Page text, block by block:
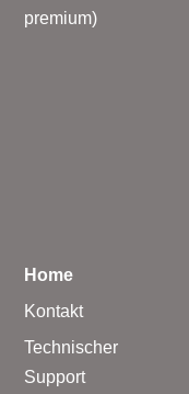
premium)
Home
Kontakt
Technischer
Support